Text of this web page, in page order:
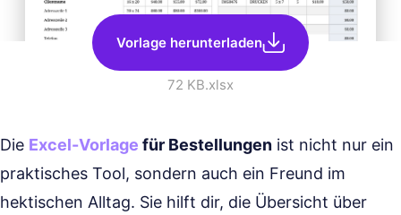
Vorlage herunterladen
72 KB.xlsx
Die Excel-Vorlage für Bestellungen ist nicht nur ein
praktisches Tool, sondern auch ein Freund im
hektischen Alltag. Sie hilft dir, die Übersicht über